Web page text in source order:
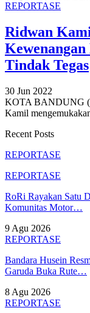
REPORTASE
Ridwan
Tindak Tegas
30 Jun 2022
KOTA BANDUNG
Kamil
Recent Posts
REPORTASE
REPORTASE
RoRi Rayakan Satu
Komunitas Motor…
9 Agu 2026
REPORTASE
Bandara Husein
Garuda Buka Rute…
8 Agu 2026
REPORTASE